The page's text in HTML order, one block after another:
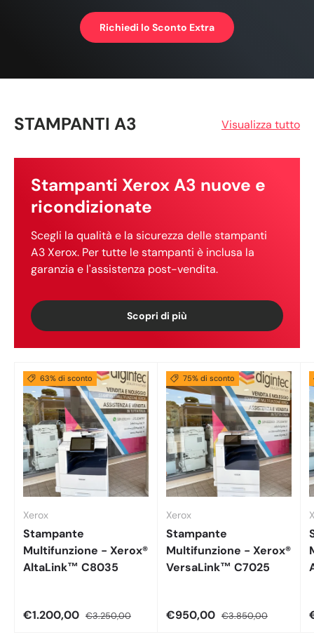
Richiedi lo Sconto Extra
STAMPANTI A3 Visualizza tutto
Stampanti Xerox A3 nuove e
ricondizionate
Scegli la qualità e la sicurezza delle stampanti
A3 Xerox. Per tutte le stampanti è inclusa la
garanzia e l'assistenza post-vendita.
Scopri di più
63% di sconto
Xerox
Stampante
Multifunzione - Xerox®
AltaLink™ C8035
€1.200,00 €3.250,00
75% di sconto
Xerox
Stampante
Multifunzione - Xerox®
VersaLink™ C7025
€950,00 €3.850,00